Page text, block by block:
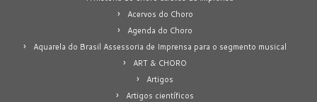
Acervos do Choro
Agenda do Choro
Aquarela do Brasil Assessoria de Imprensa para o segmento musical
ART & CHORO
Artigos
Artigos científicos